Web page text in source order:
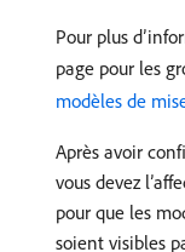
Pour plus
page pour les
modèles de
Après avoir
vous devez
pour que les
soient visibles